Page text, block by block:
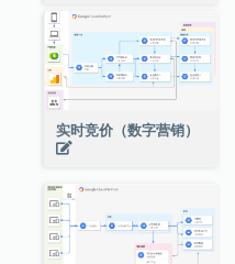
实时竞价（数字营销）